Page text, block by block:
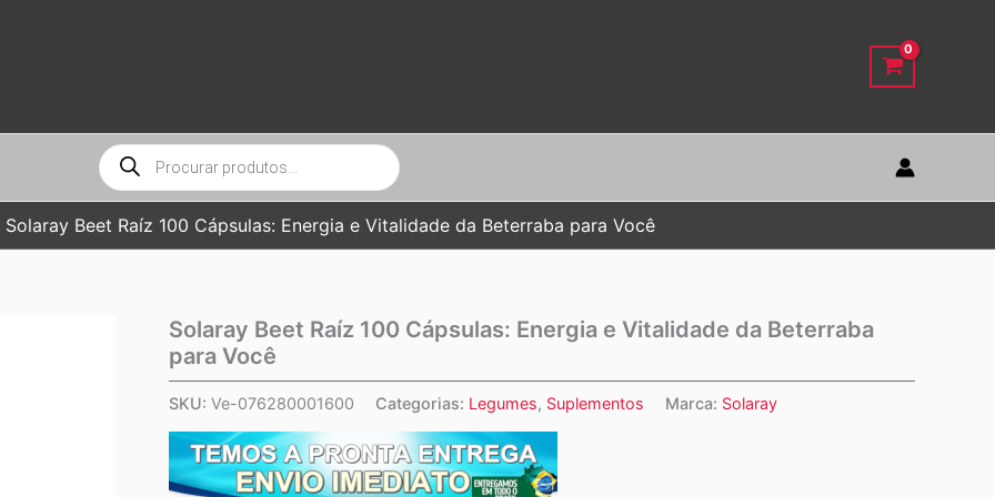
Pesquisar
produtos
Solaray Beet Raíz 100 Cápsulas: Energia e Vitalidade da Beterraba para Você
Solaray Beet Raíz 100 Cápsulas: Energia e Vitalidade da Beterraba
para Você
SKU: Ve-076280001600 Categorias: Legumes, Suplementos Marca: Solaray